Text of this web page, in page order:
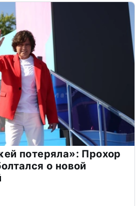
потеряла»: Прохор
о новой